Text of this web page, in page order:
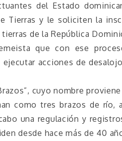
del Estado
Tierras y le soliciten la
de la República
que con ese
acciones de
cuyo nombre
como tres brazos de río,
una regulación y
desde hace más de 40